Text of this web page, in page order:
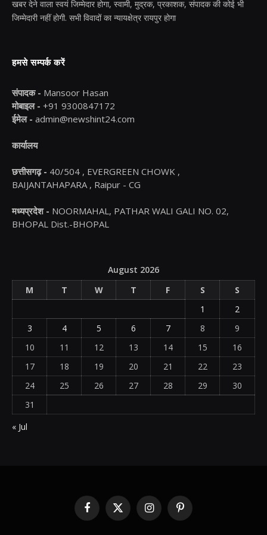
खबर देने वाला स्वयं जिम्मेदार होगा, स्वामी, मुद्रक, प्रकाशक, संपादक की कोई भी
जिम्मेदारी नहीं होगी. सभी विवादों का न्यायक्षेत्र रायपुर होगा
हमसे सम्पर्क करें
संपादक - Mansoor Hasan
मोबाइल - +91 9300847172
ईमेल - admin@newshint24.com
कार्यालय
छत्तीसगढ़ - 40/504 , EVERGREEN CHOWK ,
BAIJANTAHAPARA , Raipur - CG
मध्यप्रदेश - NOORMAHAL, PATHAR WALI GALI NO. 02,
BHOPAL Dist.-BHOPAL
August 2026
M
T W T F S
S
1
2
3
4 5 6 7 8
9
10
11 12 13 14 15
16
17
18 19 20 21 22
23
24
25 26 27 28 29
30
31
« Jul
Facebook
X
(Twitter)
InstagramPinterest